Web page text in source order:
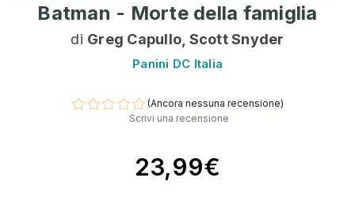
Batman - Morte della famiglia
di Greg Capullo, Scott Snyder
Panini DC Italia
(Ancora nessuna recensione)
Scrivi una recensione
23,99€